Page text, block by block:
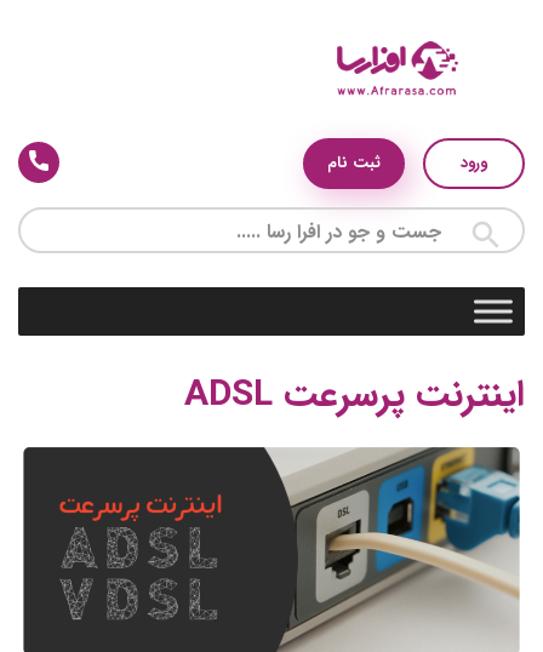
ورود ثبت نام
اینترنت پرسرعت ADSL